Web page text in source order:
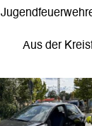
Aus der